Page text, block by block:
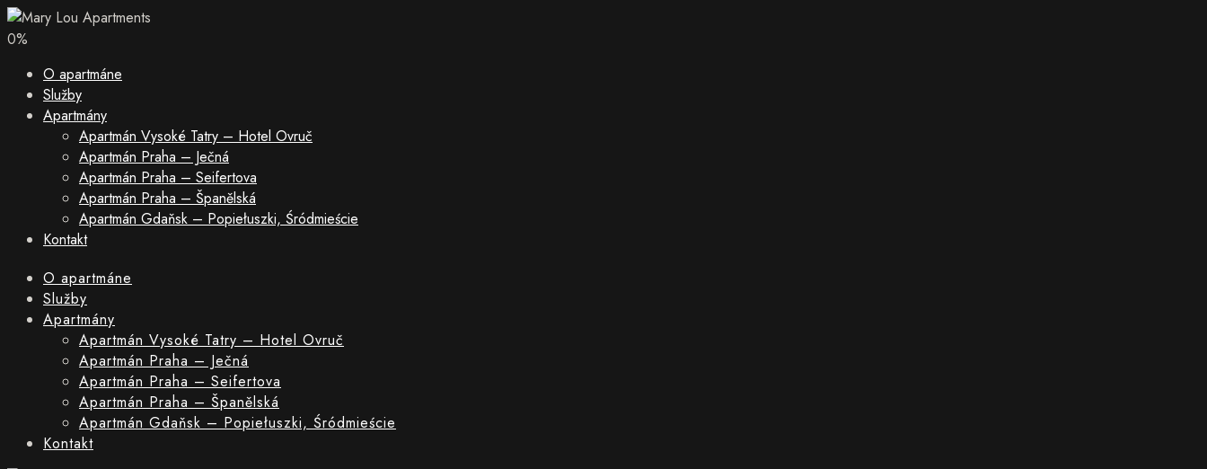
0%
O apartmáne
Služby
Apartmány
Apartmán Vysoké Tatry – Hotel Ovruč
Apartmán Praha – Ječná
Apartmán Praha – Seifertova
Apartmán Praha – Španělská
Apartmán Gdaňsk – Popiełuszki, Śródmieście
Kontakt
O apartmáne
Služby
Apartmány
Apartmán Vysoké Tatry – Hotel Ovruč
Apartmán Praha – Ječná
Apartmán Praha – Seifertova
Apartmán Praha – Španělská
Apartmán Gdaňsk – Popiełuszki, Śródmieście
Kontakt